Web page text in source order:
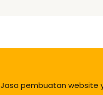
Jasa pembuatan website